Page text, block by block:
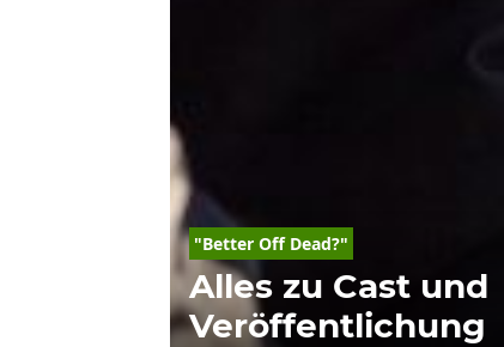
"Better Off Dead?"
Alles zu Cast und
Veröffentlichung